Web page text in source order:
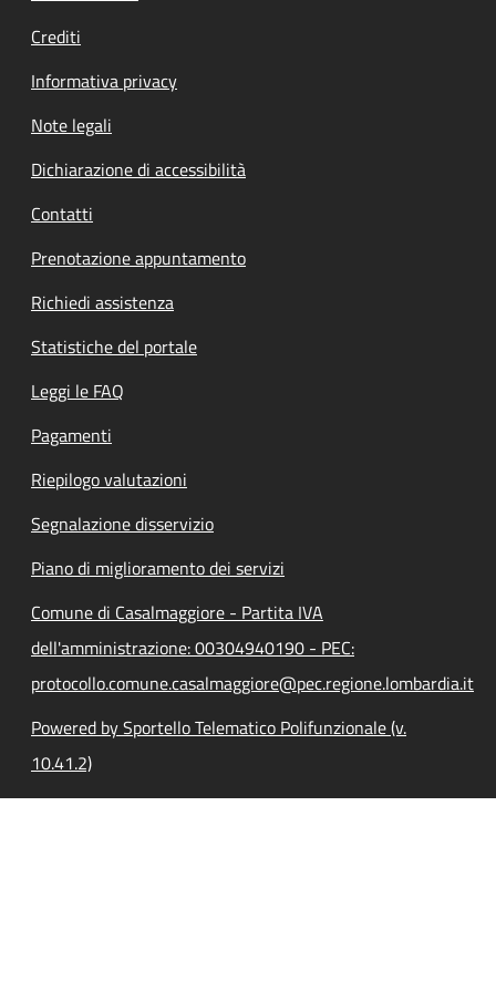
Crediti
Informativa privacy
Note legali
Dichiarazione di accessibilità
Contatti
Prenotazione appuntamento
Richiedi assistenza
Statistiche del portale
Leggi le FAQ
Pagamenti
Riepilogo valutazioni
Segnalazione disservizio
Piano di miglioramento dei servizi
Comune di Casalmaggiore - Partita IVA
dell'amministrazione: 00304940190 - PEC:
protocollo.comune.casalmaggiore@pec.regione.lombardia.it
Powered by Sportello Telematico Polifunzionale (v.
10.41.2)